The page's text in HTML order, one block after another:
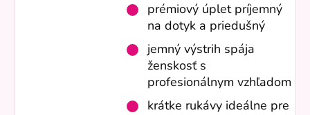
prémiový úplet príjemný
na dotyk a priedušný
jemný výstrih spája
ženskosť s
profesionálnym vzhľadom
krátke rukávy ideálne pre